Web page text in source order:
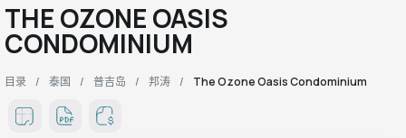
THE OZONE OASIS
CONDOMINIUM
目录 泰国 普吉岛 邦涛 The Ozone Oasis Condominium